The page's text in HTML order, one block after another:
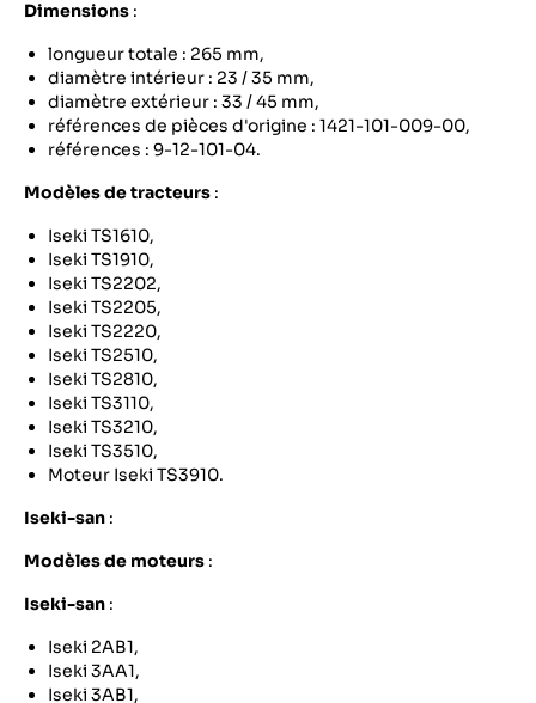
Dimensions :
longueur totale : 265 mm,
diamètre intérieur : 23 / 35 mm,
diamètre extérieur : 33 / 45 mm,
références de pièces d'origine : 1421-101-009-00,
références : 9-12-101-04.
Modèles de tracteurs :
Iseki TS1610,
Iseki TS1910,
Iseki TS2202,
Iseki TS2205,
Iseki TS2220,
Iseki TS2510,
Iseki TS2810,
Iseki TS3110,
Iseki TS3210,
Iseki TS3510,
Moteur Iseki TS3910.
Iseki-san :
Modèles de moteurs :
Iseki-san :
Iseki 2AB1,
Iseki 3AA1,
Iseki 3AB1,